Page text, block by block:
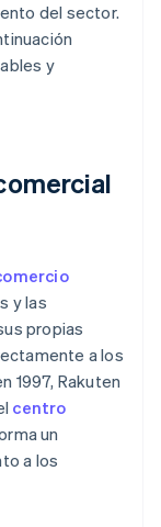
del sector.
y
y las
propias
a los
1997, Rakuten
centro
un
a los